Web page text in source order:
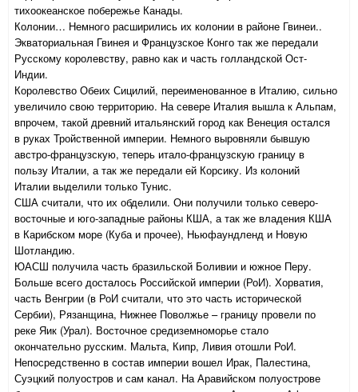
тихоокеанское побережье Канады.
Колонии… Немного расширились их колонии в районе Гвинеи..
Экваториальная Гвинея и Французское Конго так же передали
Русскому королевству, равно как и часть голландской Ост-
Индии.
Королевство Обеих Сицилий, переименованное в Италию, сильно
увеличило свою территорию. На севере Италия вышла к Альпам,
впрочем, такой древний итальянский город как Венеция остался
в руках Тройственной империи. Немного выровняли бывшую
австро-французскую, теперь итало-французскую границу в
пользу Италии, а так же передали ей Корсику. Из колоний
Италии выделили только Тунис.
США считали, что их обделили. Они получили только северо-
восточные и юго-западные районы КША, а так же владения КША
в Карибском море (Куба и прочее), Ньюфаундленд и Новую
Шотландию.
ЮАСШ получила часть бразильской Боливии и южное Перу.
Больше всего досталось Российской империи (РоИ). Хорватия,
часть Венгрии (в РоИ считали, что это часть исторической
Сербии), Рязанщина, Нижнее Поволжье – границу провели по
реке Яик (Урал). Восточное средиземноморье стало
окончательно русским. Мальта, Кипр, Ливия отошли РоИ.
Непосредственно в состав империи вошел Ирак, Палестина,
Суэцкий полуостров и сам канал. На Аравийском полуострове